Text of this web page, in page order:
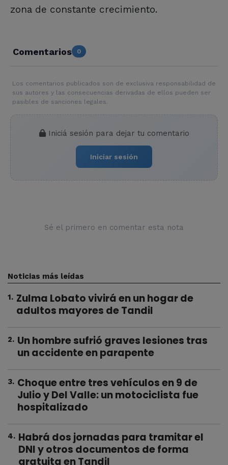
zona de constante crecimiento.
Comentarios 0
Los comentarios publicados son de exclusiva responsabilidad de
sus autores y las consecuencias derivadas de ellos pueden ser
pasibles de sanciones legales.
Iniciá sesión para dejar tu comentario
Iniciar sesión
Sé el primero en comentar esta nota
Noticias más leídas
1. Zulma Lobato vivirá en un hogar de
adultos mayores de Tandil
2. Un hombre sufrió graves lesiones tras
un accidente en parapente
3. Choque entre tres vehículos en 9 de
Julio y Del Valle: un motociclista fue
hospitalizado
4. Habrá dos jornadas para tramitar el
DNI y otros documentos de forma
gratuita en Tandil